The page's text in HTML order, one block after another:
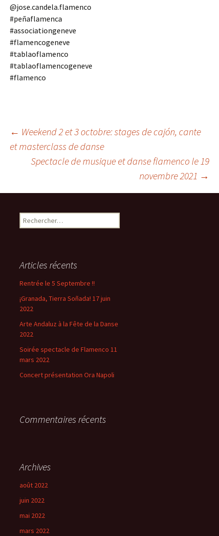
@jose.candela.flamenco
#peñaflamenca
#associationgeneve
#flamencogeneve
#tablaoflamenco
#tablaoflamencogeneve
#flamenco
Navigation
des
articles
← Weekend 2 et 3 octobre: stages de cajón, cante
et masterclass de danse
Spectacle de musique et danse flamenco le 19
novembre 2021 →
Rechercher :
Articles récents
Rentrée le 5 Septembre !!
¡Granada, Tierra Soñada! 17 juin
2022
Arte Andaluz à la Fête de la Danse
2022
Soirée spectacle de Flamenco 11
mars 2022
Concert présentation Ora Napoli
Commentaires récents
Archives
août 2022
juin 2022
mai 2022
mars 2022